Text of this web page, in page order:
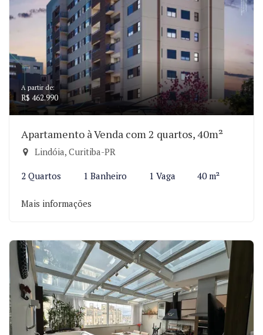
A partir de:
R$ 462.990
Apartamento à Venda com 2 quartos, 40m²
Lindóia, Curitiba-PR
2 Quartos 1 Banheiro 1 Vaga 40 m²
Mais informações